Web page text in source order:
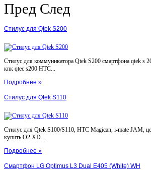
Пред След
Стилус для Qtek S200
Стилус для коммуникатора Qtek S200 смартфона qtek s
кпк qtec s200 HTC...
Подробнее »
Стилус для Qtek S110
Стилус для Qtek S100/S110, HTC Magican, i-mate JAM,
купить O2 XD...
Подробнее »
Смартфон LG Optimus L3 Dual E405 (White) WH